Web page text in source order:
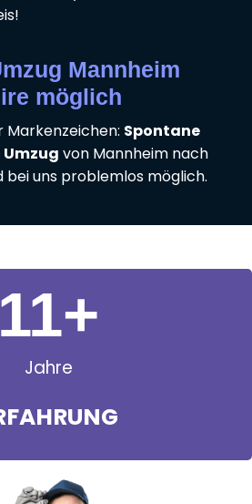
Mannheim
möglich
Markenzeichen: Spontane
von Mannheim nach
bei uns problemlos möglich.
Jahre
11+